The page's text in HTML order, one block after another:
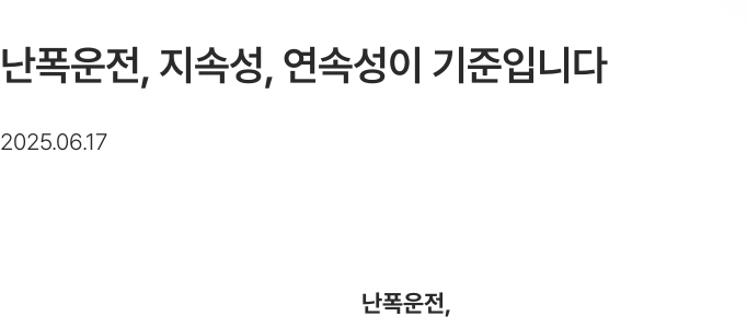
난폭운전, 지속성, 연속성이 기준입니다
2025.06.17
난폭운전,